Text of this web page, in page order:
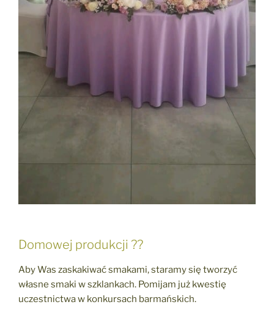
Domowej produkcji ??
Aby Was zaskakiwać smakami, staramy się tworzyć
własne smaki w szklankach. Pomijam już kwestię
uczestnictwa w konkursach barmańskich.